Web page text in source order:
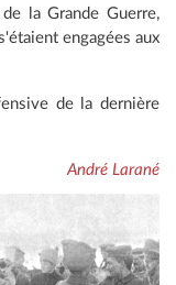
la Grande Guerre,
engagées aux
de la dernière
André Larané